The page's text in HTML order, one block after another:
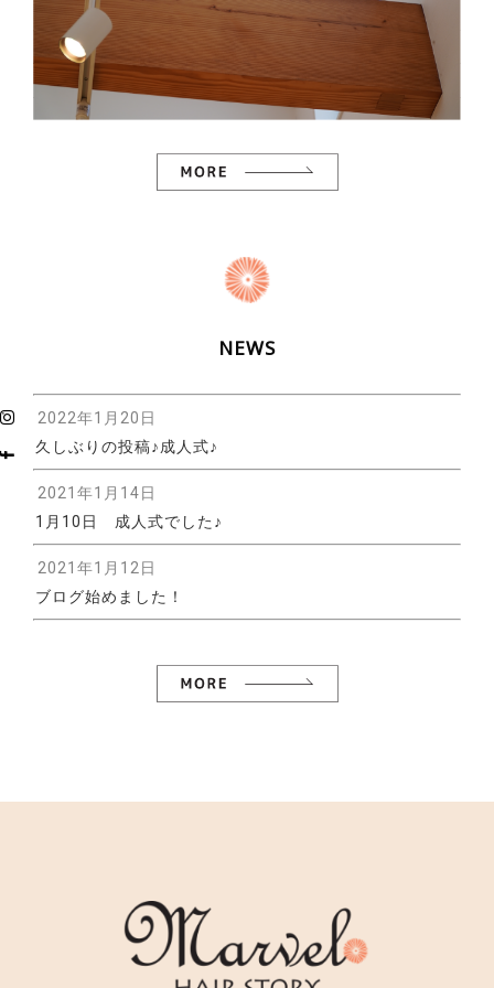
NEWS
2022年1月20日
久しぶりの投稿♪成人式♪
2021年1月14日
1月10日 成人式でした♪
2021年1月12日
ブログ始めました！